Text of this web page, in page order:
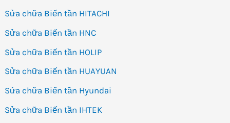
Sửa chữa Biến tần HITACHI
Sửa chữa Biến tần HNC
Sửa chữa Biến tần HOLIP
Sửa chữa Biến tần HUAYUAN
Sửa chữa Biến tần Hyundai
Sửa chữa Biến tần IHTEK